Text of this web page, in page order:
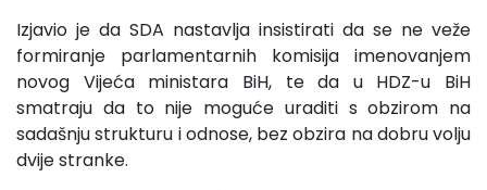
Izjavio je da SDA nastavlja insistirati da se ne veže
formiranje parlamentarnih komisija imenovanjem
novog Vijeća ministara BiH, te da u HDZ-u BiH
smatraju da to nije moguće uraditi s obzirom na
sadašnju strukturu i odnose, bez obzira na dobru volju
dvije stranke.